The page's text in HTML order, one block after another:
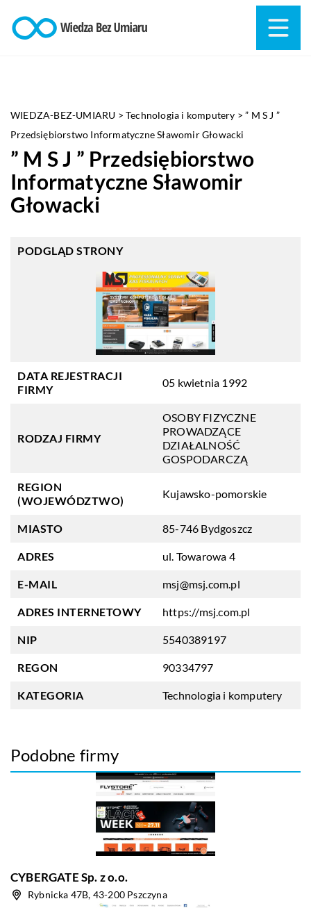
WIEDZA-BEZ-UMIARU >Technologia i komputery >” M S J ”
Przedsiębiorstwo Informatyczne Sławomir Głowacki
” M S J ” Przedsiębiorstwo
Informatyczne Sławomir
Głowacki
PODGLĄD STRONY
DATA REJESTRACJI
FIRMY
05 kwietnia 1992
RODZAJ FIRMY
OSOBY FIZYCZNE
PROWADZĄCE
DZIAŁALNOŚĆ
GOSPODARCZĄ
REGION
(WOJEWÓDZTWO)
Kujawsko-pomorskie
MIASTO 85-746 Bydgoszcz
ADRES ul. Towarowa 4
E-MAIL msj@msj.com.pl
ADRES INTERNETOWY https://msj.com.pl
NIP 5540389197
REGON 90334797
KATEGORIA Technologia i komputery
Podobne firmy
CYBERGATE Sp. z o.o.
Rybnicka 47B, 43-200 Pszczyna